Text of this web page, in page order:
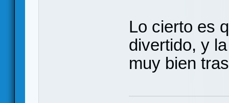
Lo cierto es
divertido, y
muy bien